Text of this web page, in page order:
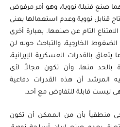
صنع قنبلة نووية، وهو أمر مرفوض
قنابل نووية وعدم استعمالها يعنى
التام عن صنعها. بعبارة أخرى
الخارجية، والتباحث حوله لن
يتعلق بالقدرات العسكرية الإيرانية،
بالحد منها، وأن تكون مجالاً لأى
المرشد أن هذه القدرات دفاعية
ليست قابلة للتفاوض مع أحد.
منطقياً بأن من الممكن أن تكون